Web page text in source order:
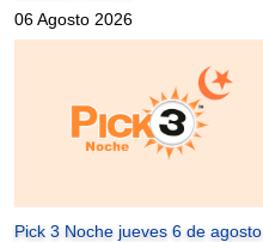
06 Agosto 2026
Pick 3 Noche jueves 6 de agosto